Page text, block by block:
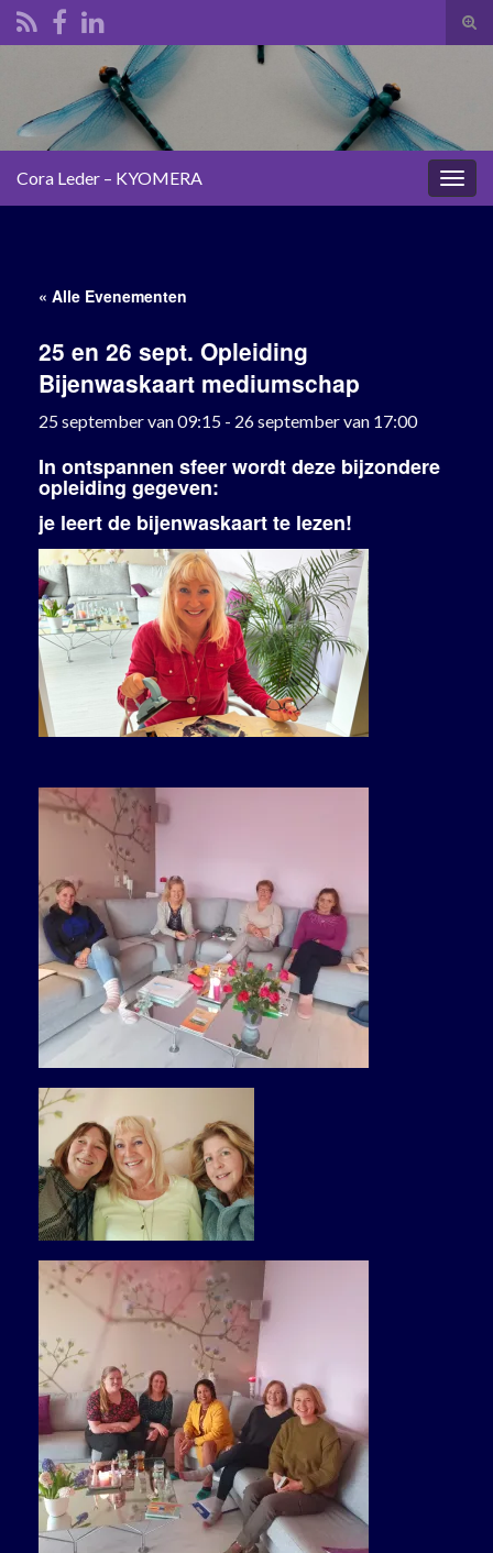
Search for:
Cora Leder – KYOMERA
« Alle Evenementen
25 en 26 sept. Opleiding
Bijenwaskaart mediumschap
25 september van 09:15 - 26 september van 17:00
In ontspannen sfeer wordt deze bijzondere
opleiding gegeven:
je leert de bijenwaskaart te lezen!